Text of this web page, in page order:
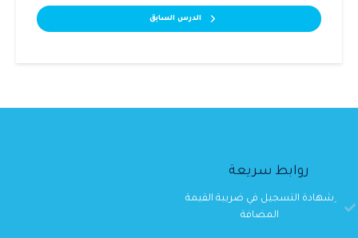
الدرس السابق
روابط سريعة
ِشهادة التسجيل في ضريبة القيمة
المضافة